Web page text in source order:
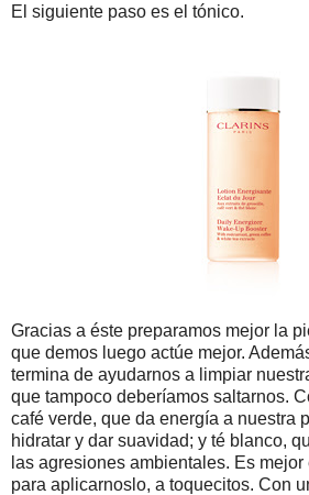
El siguiente paso es el tónico.
Gracias a éste preparamos mejor la
que demos luego actúe mejor.
termina de ayudarnos a limpiar
que tampoco deberíamos saltarnos.
café verde, que da energía a nuestra
hidratar y dar suavidad; y té blanco,
las agresiones ambientales. Es
para aplicarnoslo, a toquecitos. Con